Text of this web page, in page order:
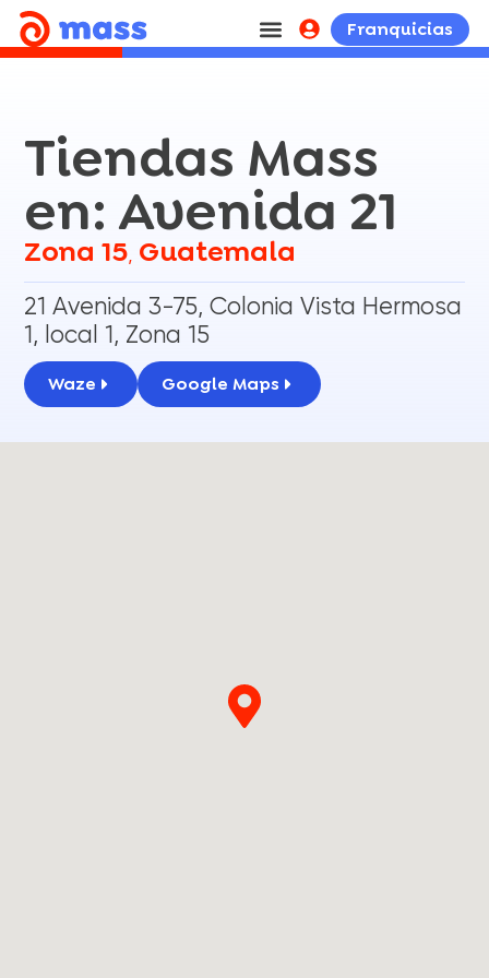
Franquicias
Tiendas Mass
en: Avenida 21
Zona 15, Guatemala
21 Avenida 3-75, Colonia Vista Hermosa
1, local 1, Zona 15
Waze Google Maps